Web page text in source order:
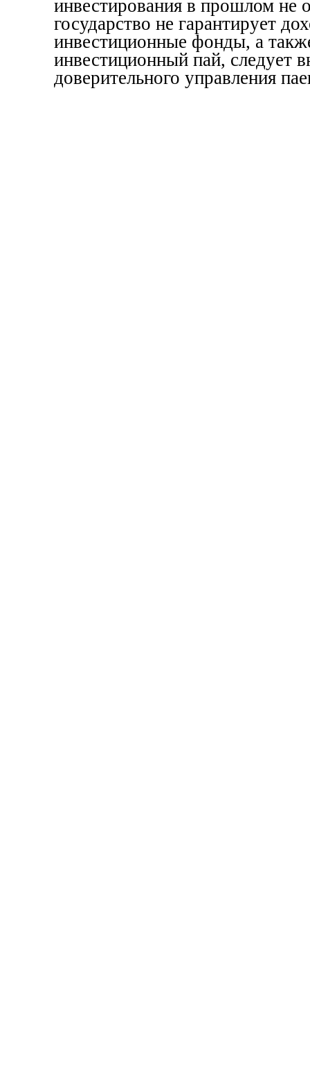
инвестирования в прошлом не
государство не гарантирует
инвестиционные фонды, а
инвестиционный пай, следует
доверительного управления